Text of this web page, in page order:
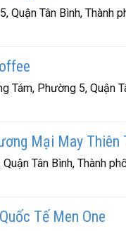
Quận Tân Bình, Thành
Phường 5, Quận
Mại May Thiên
Tân Bình, Thành
Tế Men One